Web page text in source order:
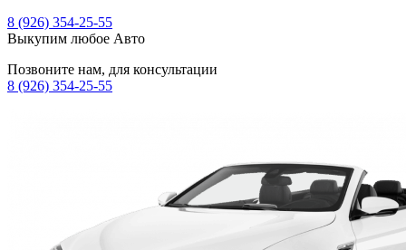
8 (926) 354-25-55
Выкупим любое Авто
Позвоните нам, для консультации
8 (926) 354-25-55